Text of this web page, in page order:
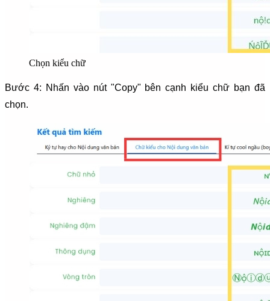
Chọn kiểu chữ
Bước 4: Nhấn vào nút "Copy" bên cạnh kiểu chữ bạn đã
chọn.